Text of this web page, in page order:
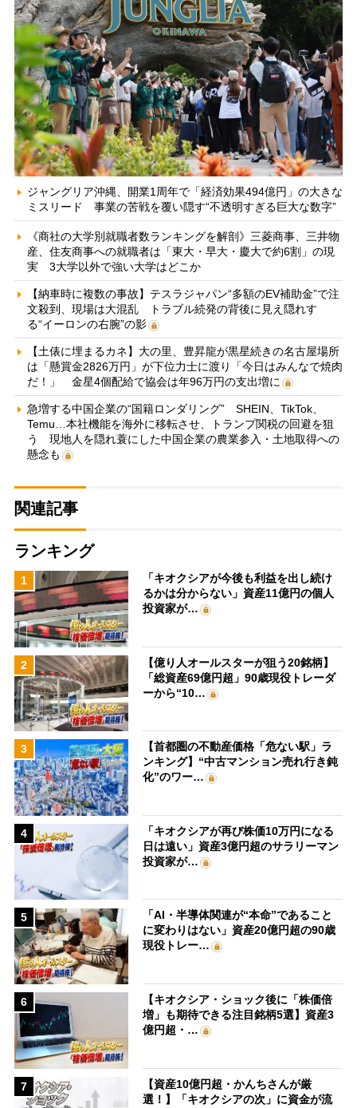
ジャングリア沖縄、開業1周年で「経済効果494億円」の大きな
ミスリード 事業の苦戦を覆い隠す“不透明すぎる巨大な数字”
《商社の大学別就職者数ランキングを解剖》三菱商事、三井物
産、住友商事への就職者は「東大・早大・慶大で約6割」の現
実 3大学以外で強い大学はどこか
【納車時に複数の事故】テスラジャパン“多額のEV補助金”で注
文殺到、現場は大混乱 トラブル続発の背後に見え隠れす
る“イーロンの右腕”の影
【土俵に埋まるカネ】大の里、豊昇龍が黒星続きの名古屋場所
は「懸賞金2826万円」が下位力士に渡り「今日はみんなで焼肉
だ！」 金星4個配給で協会は年96万円の支出増に
急増する中国企業の“国籍ロンダリング” SHEIN、TikTok、
Temu…本社機能を海外に移転させ、トランプ関税の回避を狙
う 現地人を隠れ蓑にした中国企業の農業参入・土地取得への
懸念も
関連記事
ランキング
1
「キオクシアが今後も利益を出し続け
るかは分からない」資産11億円の個人
投資家が…
2
【億り人オールスターが狙う20銘柄】
「総資産69億円超」90歳現役トレーダ
ーから“10…
3
【首都圏の不動産価格「危ない駅」ラ
ンキング】“中古マンション売れ行き鈍
化”のワー…
4
「キオクシアが再び株価10万円になる
日は遠い」資産3億円超のサラリーマン
投資家が…
5
「AI・半導体関連が“本命”であること
に変わりはない」資産20億円超の90歳
現役トレー…
6
【キオクシア・ショック後に「株価倍
増」も期待できる注目銘柄5選】資産3
億円超・…
7
【資産10億円超・かんちさんが厳
選！】「キオクシアの次」に資金が流